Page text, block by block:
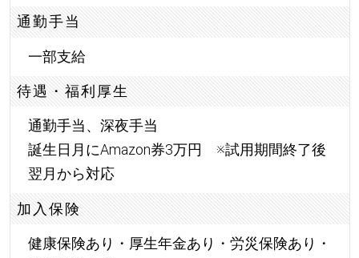
通勤手当
一部支給
待遇・福利厚生
通勤手当、深夜手当
誕生日月にAmazon券3万円 ※試用期間終了後
翌月から対応
加入保険
健康保険あり・厚生年金あり・労災保険あり・